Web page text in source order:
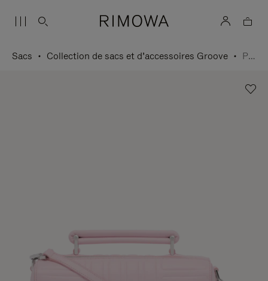
Sacs Collection de sacs et d’accessoires Groove Petit Sac bandoulière